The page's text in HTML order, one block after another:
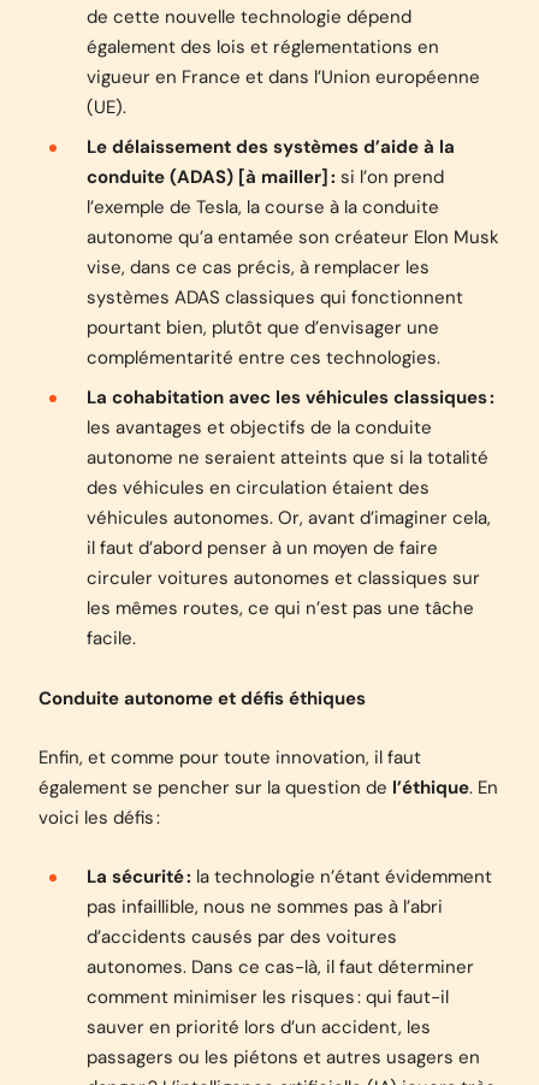
de cette nouvelle technologie dépend
également des lois et réglementations en
vigueur en France et dans l’Union européenne
(UE).
Le délaissement des systèmes d’aide à la
conduite (ADAS) [à mailler] : si l’on prend
l’exemple de Tesla, la course à la conduite
autonome qu’a entamée son créateur Elon Musk
vise, dans ce cas précis, à remplacer les
systèmes ADAS classiques qui fonctionnent
pourtant bien, plutôt que d’envisager une
complémentarité entre ces technologies.
La cohabitation avec les véhicules classiques :
les avantages et objectifs de la conduite
autonome ne seraient atteints que si la totalité
des véhicules en circulation étaient des
véhicules autonomes. Or, avant d’imaginer cela,
il faut d’abord penser à un moyen de faire
circuler voitures autonomes et classiques sur
les mêmes routes, ce qui n’est pas une tâche
facile.
Conduite autonome et défis éthiques
Enfin, et comme pour toute innovation, il faut
également se pencher sur la question de l’éthique. En
voici les défis :
La sécurité : la technologie n’étant évidemment
pas infaillible, nous ne sommes pas à l’abri
d’accidents causés par des voitures
autonomes. Dans ce cas-là, il faut déterminer
comment minimiser les risques : qui faut-il
sauver en priorité lors d’un accident, les
passagers ou les piétons et autres usagers en